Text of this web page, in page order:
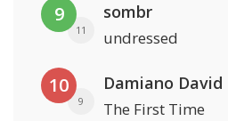
9
11
sombr
undressed
10
9
Damiano David
The First Time